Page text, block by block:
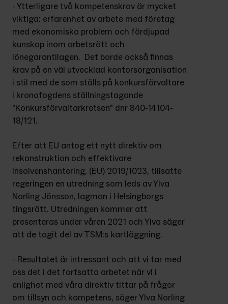
- Ytterligare två kompetenskrav är mycket
viktiga: erfarenhet av arbete med företag
med ekonomiska problem och fördjupad
kunskap inom arbetsrätt och
lönegarantilagen.  Det borde också finnas
krav på en väl utvecklad kontorsorganisation
i stil med de som ställs på konkursförvaltare
i kronofogdens ställningstagande
”Konkursförvaltarkretsen” dnr 840-14104-
18/121.
Efter att EU antog ett nytt direktiv om
rekonstruktion och effektivare
insolvenshantering, (EU) 2019/1023, tillsatte
regeringen en utredning som leds av Ylva
Norling Jönsson, lagman i Helsingborgs
tingsrätt. Utredningen kommer att
presenteras under våren 2021 och Ylva säger
att de tagit del av TSM:s kartläggning.
- Resultatet är intressant och att vi tar med
oss det i det fortsatta arbetet när vi i
enlighet med våra direktiv tittar på frågor
om tillsyn och kompetens, säger Ylva Norling